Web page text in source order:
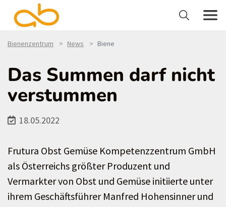
Bienenzentrum News Biene
Das Summen darf nicht
verstummen
18.05.2022
Frutura Obst Gemüse Kompetenzzentrum GmbH
als Österreichs größter Produzent und
Vermarkter von Obst und Gemüse initiierte unter
ihrem Geschäftsführer Manfred Hohensinner und